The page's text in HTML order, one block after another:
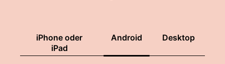
iPhone oder
iPad
Android Desktop